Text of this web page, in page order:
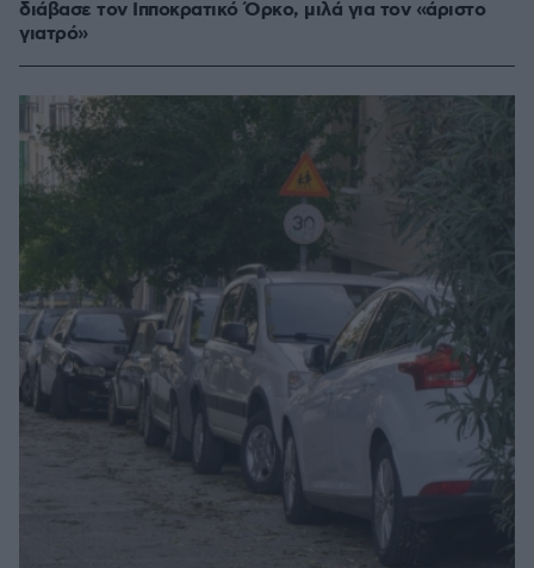
διάβασε τον Ιπποκρατικό Όρκο, μιλά για τον «άριστο
γιατρό»